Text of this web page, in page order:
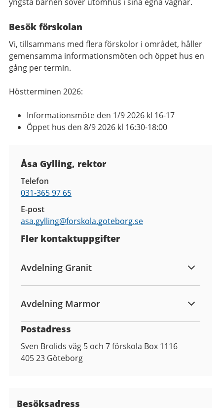
Besök förskolan
Vi, tillsammans med flera förskolor i området, håller
gemensamma informationsmöten och öppet hus en
gång per termin.
Höstterminen 2026:
Informationsmöte den 1/9 2026 kl 16-17
Öppet hus den 8/9 2026 kl 16:30-18:00
Åsa Gylling, rektor
Telefon
031-365 97 65
E-post
asa.gylling@forskola.goteborg.se
Fler kontaktuppgifter
Avdelning Granit
Avdelning Marmor
Postadress
Sven Brolids väg 5 och 7 förskola Box 1116
405 23 Göteborg
Besöksadress